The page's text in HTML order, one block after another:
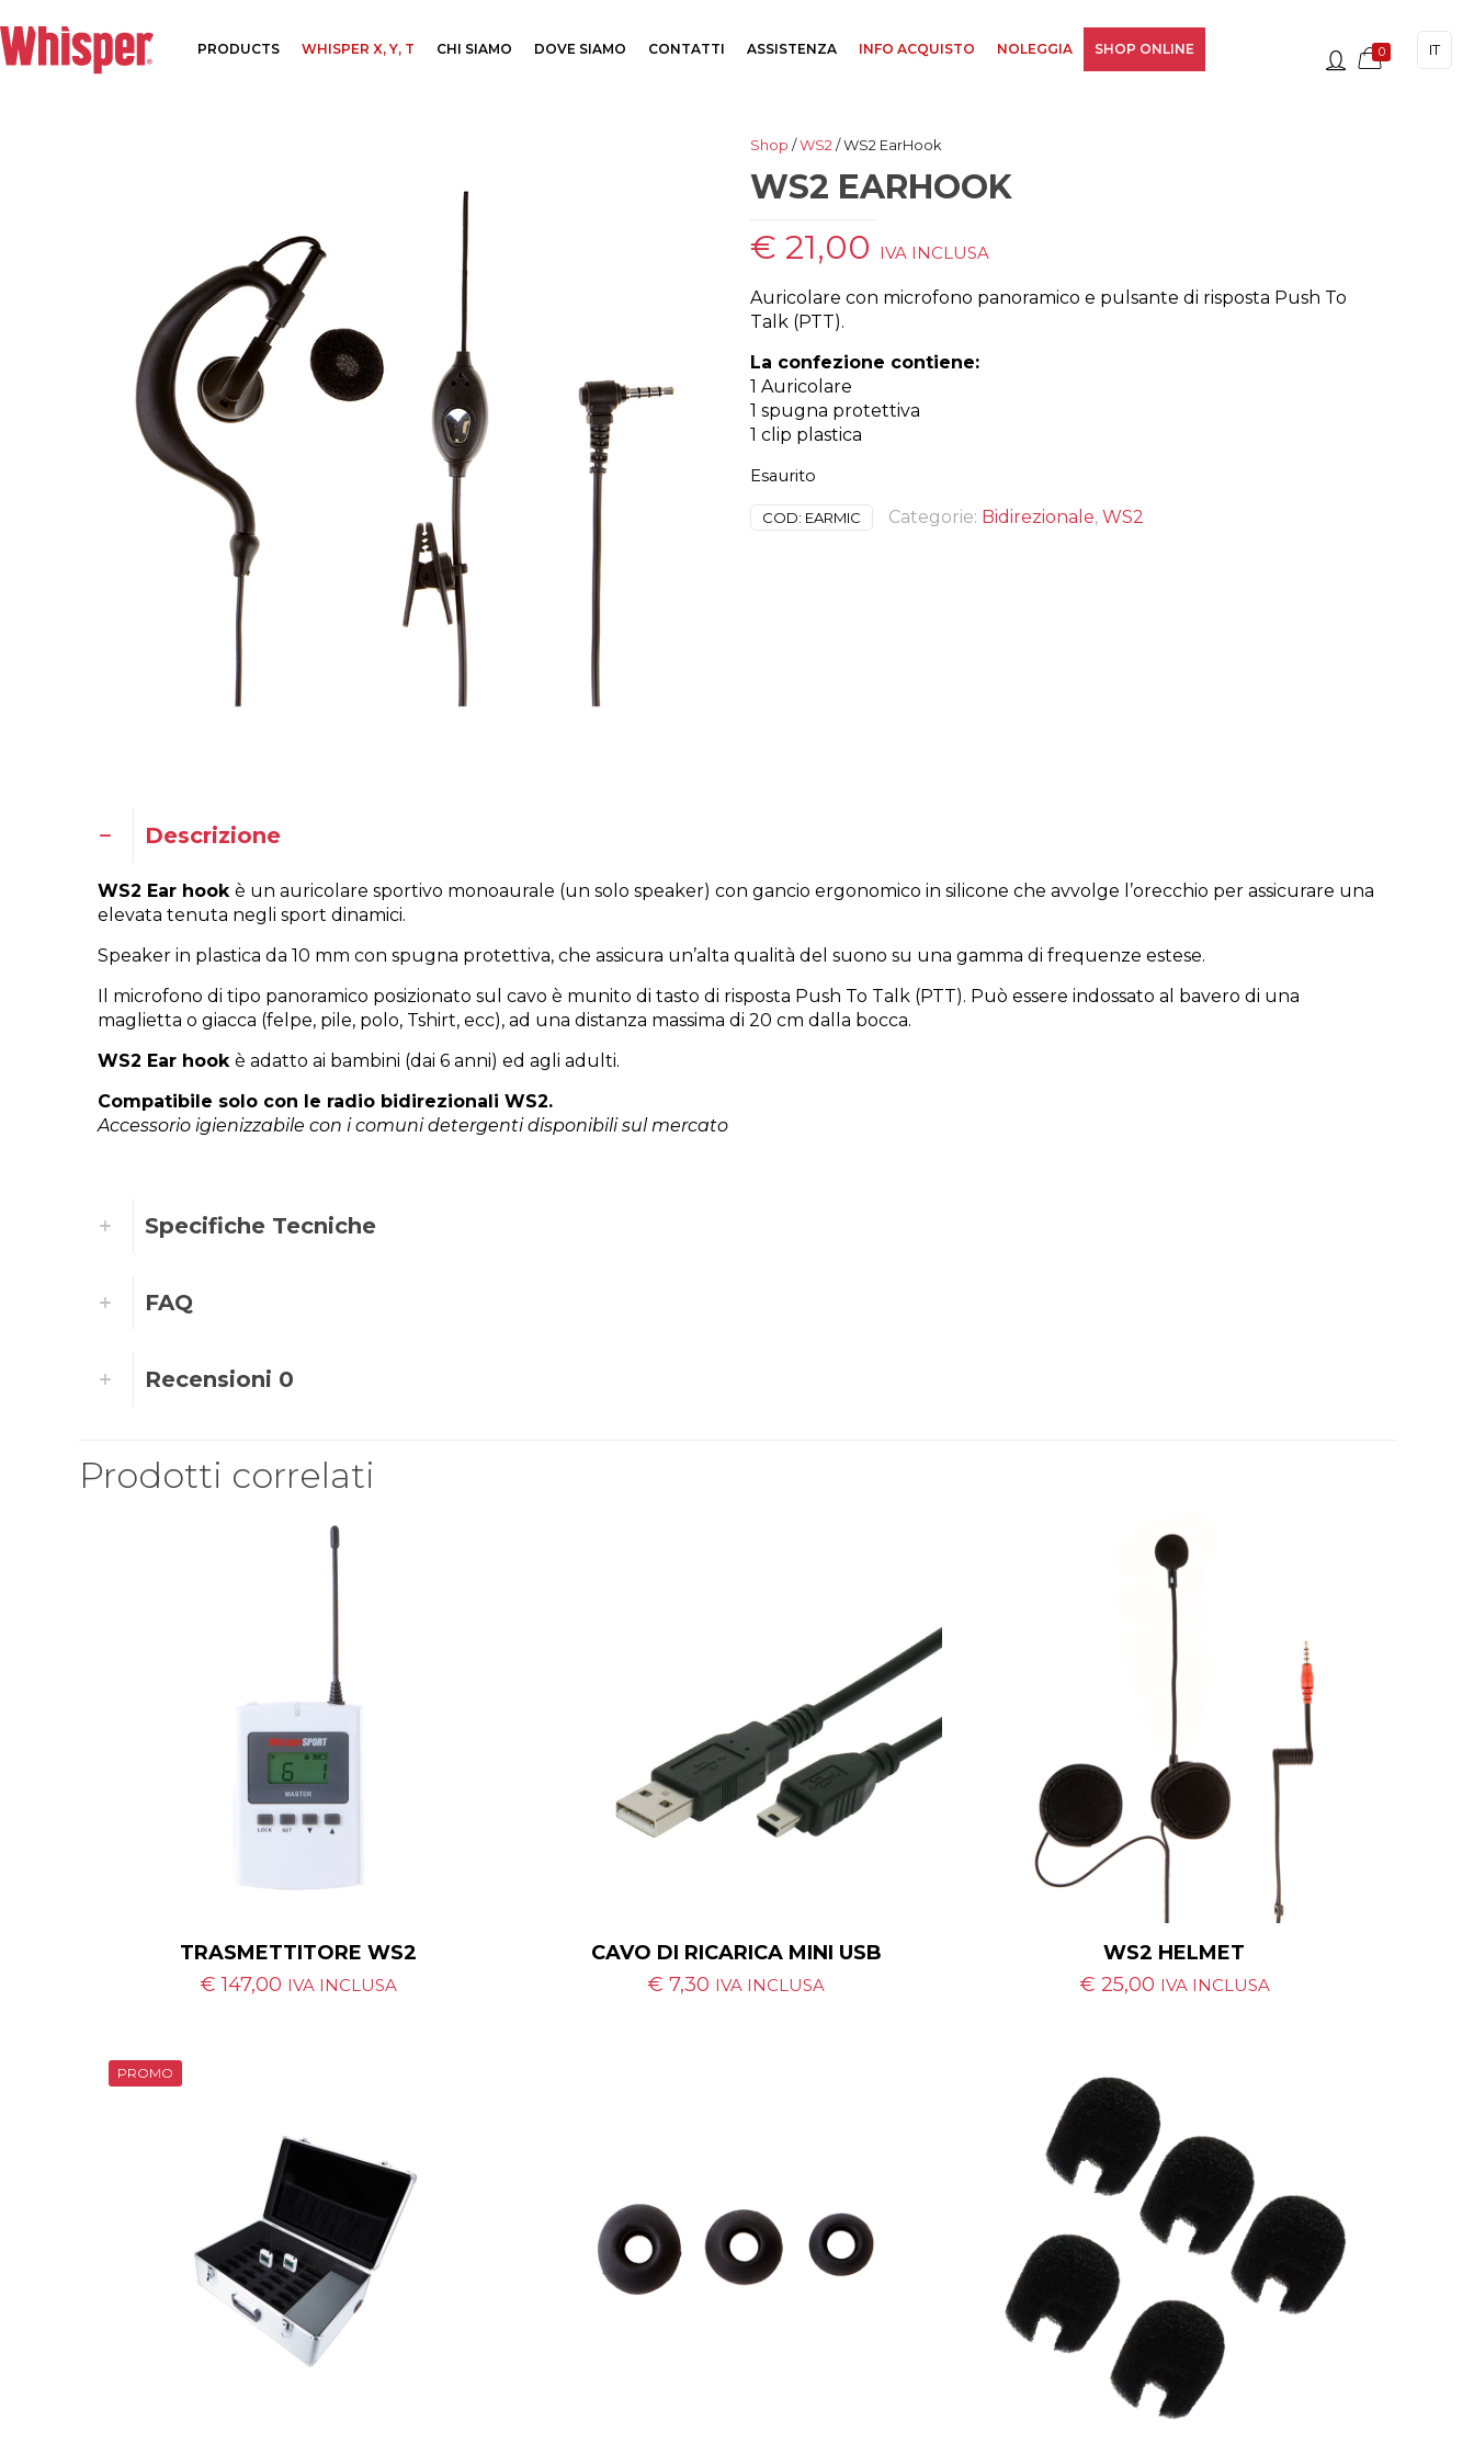
PRODUCTS WHISPER X, Y, T CHI SIAMO DOVE SIAMO CONTATTI ASSISTENZA INFO ACQUISTO NOLEGGIA SHOP ONLINE 0 IT
Shop /WS2 / WS2 EarHook
WS2 EARHOOK
€ 21,00 IVA INCLUSA
Auricolare con microfono panoramico e pulsante di risposta Push To
Talk (PTT).
La confezione contiene:
1 Auricolare
1 spugna protettiva
1 clip plastica
Esaurito
COD: EARMIC Categorie: Bidirezionale, WS2
Descrizione
WS2 Ear hook è un auricolare sportivo monoaurale (un solo speaker) con gancio ergonomico in silicone che avvolge l’orecchio per assicurare una
elevata tenuta negli sport dinamici.
Speaker in plastica da 10 mm con spugna protettiva, che assicura un’alta qualità del suono su una gamma di frequenze estese.
Il microfono di tipo panoramico posizionato sul cavo è munito di tasto di risposta Push To Talk (PTT). Può essere indossato al bavero di una
maglietta o giacca (felpe, pile, polo, Tshirt, ecc), ad una distanza massima di 20 cm dalla bocca.
WS2 Ear hook è adatto ai bambini (dai 6 anni) ed agli adulti.
Compatibile solo con le radio bidirezionali WS2.
Accessorio igienizzabile con i comuni detergenti disponibili sul mercato
Specifiche Tecniche
FAQ
Recensioni 0
Prodotti correlati
TRASMETTITORE WS2
€ 147,00 IVA INCLUSA
CAVO DI RICARICA MINI USB
€ 7,30 IVA INCLUSA
WS2 HELMET
€ 25,00 IVA INCLUSA
PROMO